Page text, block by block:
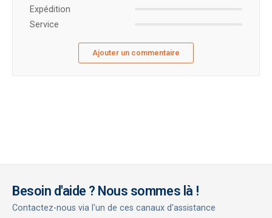
Expédition
Service
Ajouter un commentaire
Besoin d'aide ? Nous sommes là !
Contactez-nous via l'un de ces canaux d'assistance